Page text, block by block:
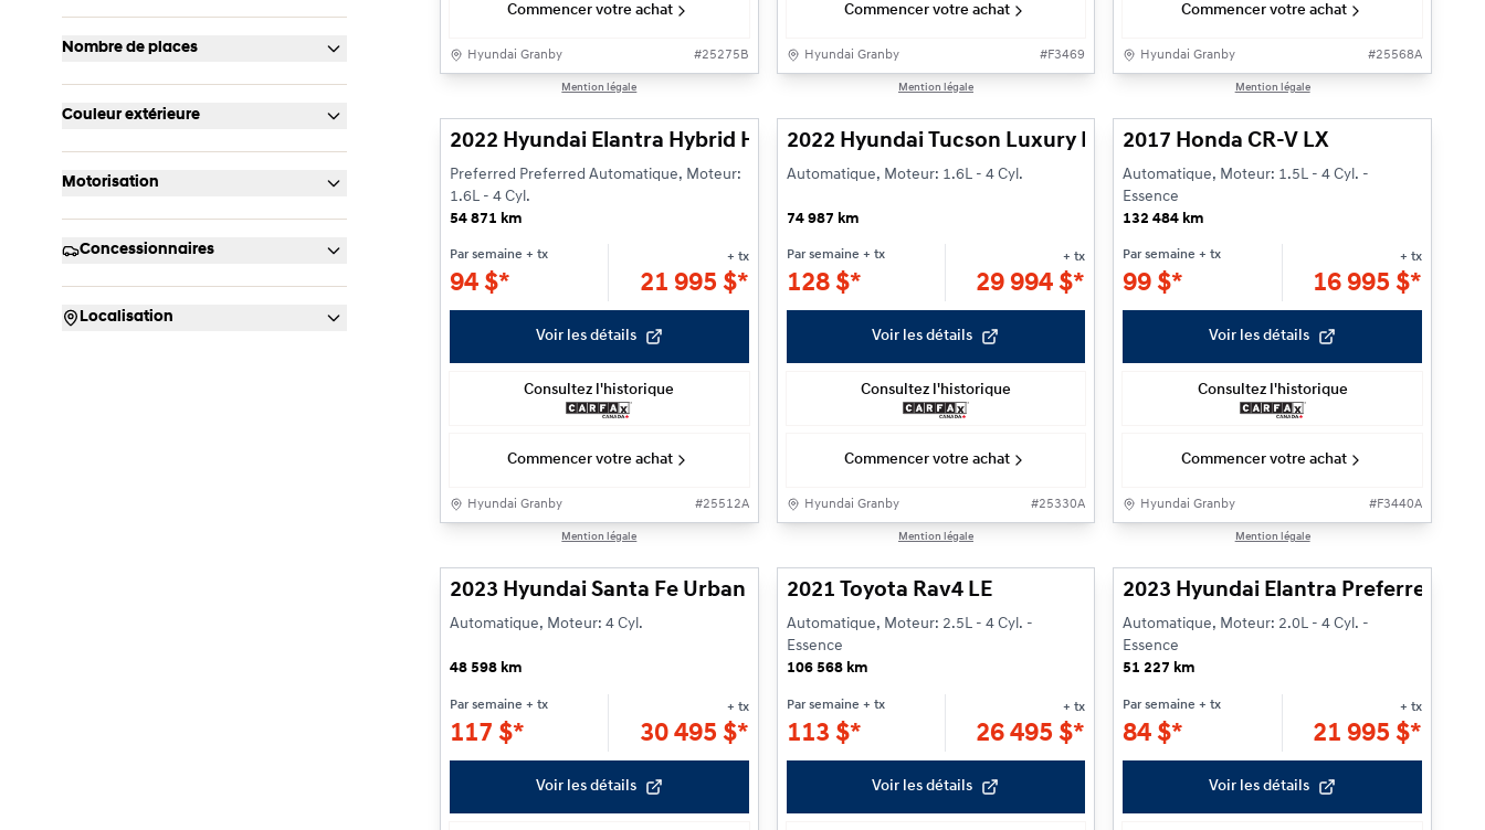
Nombre de places
Couleur extérieure
Motorisation
Concessionnaires
Localisation
Commencer votre achat
Hyundai Granby #25275B
Mention légale
Commencer votre achat
Hyundai Granby #F3469
Mention légale
Commencer votre achat
Hyundai Granby #25568A
Mention légale
2022 Hyundai Elantra Hybrid Hybrid Preferred
Preferred Preferred Automatique, Moteur:
1.6L - 4 Cyl.
54 871 km
Par semaine + tx
94 $*
+ tx
21 995 $*
Voir les détails
Consultez l'historique
Commencer votre achat
Hyundai Granby #25512A
Mention légale
2022 Hyundai Tucson Luxury Plug-In
Automatique, Moteur: 1.6L - 4 Cyl.
74 987 km
Par semaine + tx
128 $*
+ tx
29 994$*
Voir les détails
Consultez l'historique
Commencer votre achat
Hyundai Granby #25330A
Mention légale
2017 Honda CR-V LX
Automatique, Moteur: 1.5L - 4 Cyl. -
Essence
132 484 km
Par semaine + tx
99$*
+ tx
16 995 $*
Voir les détails
Consultez l'historique
Commencer votre achat
Hyundai Granby #F3440A
Mention légale
2023 Hyundai Santa Fe Urban
Automatique, Moteur: 4 Cyl.
48 598 km
Par semaine + tx
117 $*
+ tx
30 495 $*
Voir les détails
2021 Toyota Rav4 LE
Automatique, Moteur: 2.5L - 4 Cyl. -
Essence
106 568 km
Par semaine + tx
113 $*
+ tx
26 495$*
Voir les détails
2023 Hyundai Elantra Preferred w/
Automatique, Moteur: 2.0L - 4 Cyl. -
Essence
51 227 km
Par semaine + tx
84$*
+ tx
21 995 $*
Voir les détails